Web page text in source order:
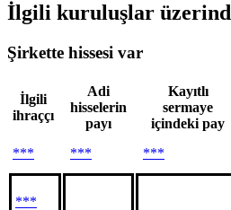
İlgili kuruluşlar
Şirkette hissesi var
İlgili
ihraççı
Adi
hisselerin
payı
Kayıtlı
sermaye
içindeki pay
*** *** ***
***